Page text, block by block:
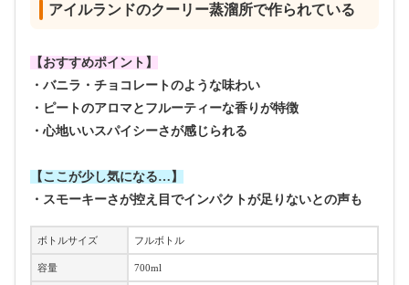
アイルランドのクーリー蒸溜所で作られている
【おすすめポイント】
・バニラ・チョコレートのような味わい
・ピートのアロマとフルーティーな香りが特徴
・心地いいスパイシーさが感じられる
【ここが少し気になる…】
・スモーキーさが控え目でインパクトが足りないとの声も
ボトルサイズ フルボトル
容量 700ml